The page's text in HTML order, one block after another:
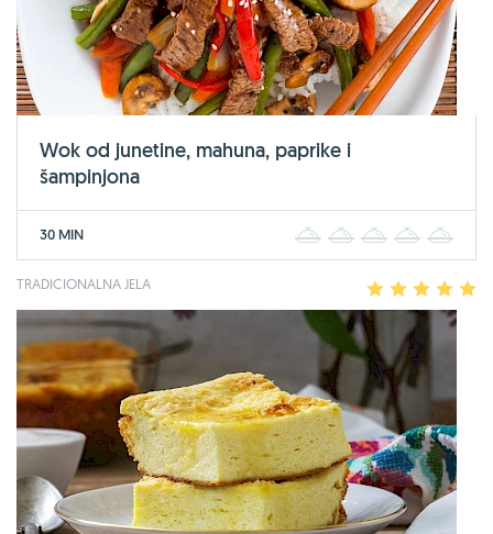
Wok od junetine, mahuna, paprike i
šampinjona
30 MIN 2 3 4
TRADICIONALNA JELA 2 3 4